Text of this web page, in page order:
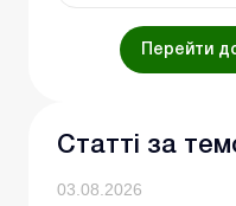
Перейти
Статті за
03.08.2026